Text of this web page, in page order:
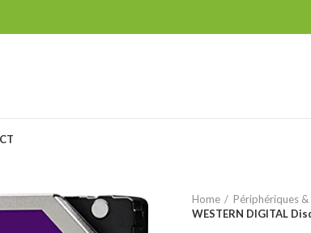
Home Périphériques
WESTERN DIGITAL